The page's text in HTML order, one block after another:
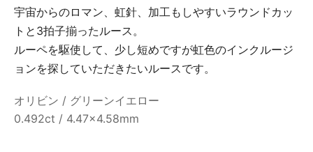
宇宙からのロマン、虹針、加工もしやすいラウンドカッ
トと3拍子揃ったルース。
ルーペを駆使して、少し短めですが虹色のインクルージ
ョンを探していただきたいルースです。
オリビン / グリーンイエロー
0.492ct / 4.47×4.58mm